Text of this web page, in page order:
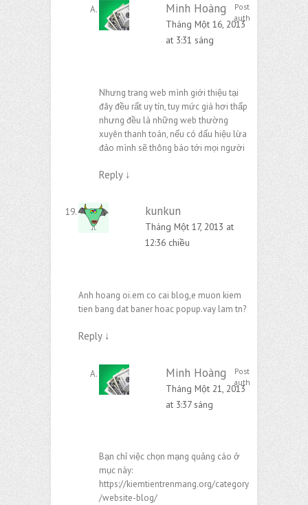
Minh Hoàng
Post
author
Tháng Một 16, 2013
at 3:31 sáng
Nhưng trang web mình giới thiệu tại
đây đều rất uy tín, tuy mức giá hơi thấp
nhưng đều là những web thường
xuyên thanh toán, nếu có dấu hiệu lừa
đảo mình sẽ thông báo tới mọi người
Reply ↓
kunkun
Tháng Một 17, 2013 at
12:36 chiều
Anh hoang oi.em co cai blog,e muon kiem
tien bang dat baner hoac popup.vay lam tn?
Reply ↓
Minh Hoàng
Post
author
Tháng Một 21, 2013
at 3:37 sáng
Bạn chỉ việc chọn mạng quảng cáo ở
mục này:
https://kiemtientrenmang.org/category
/website-blog/